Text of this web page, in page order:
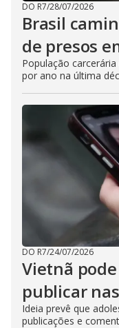
DO R7/28/07/2026
Brasil
de presos
População
por ano na última
DO R7/24/07/2026
Vietnã
publicar
Ideia prevê que
publicações e